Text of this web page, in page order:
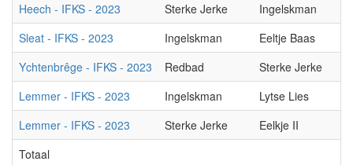
Heech - IFKS - 2023
Sterke Jerke
Ingelskman
Sleat - IFKS - 2023
Ingelskman
Eeltje Baas
Ychtenbrêge - IFKS - 2023
Redbad
Sterke Jerke
Lemmer - IFKS - 2023
Ingelskman
Lytse Lies
Lemmer - IFKS - 2023
Sterke Jerke
Eelkje II
Totaal